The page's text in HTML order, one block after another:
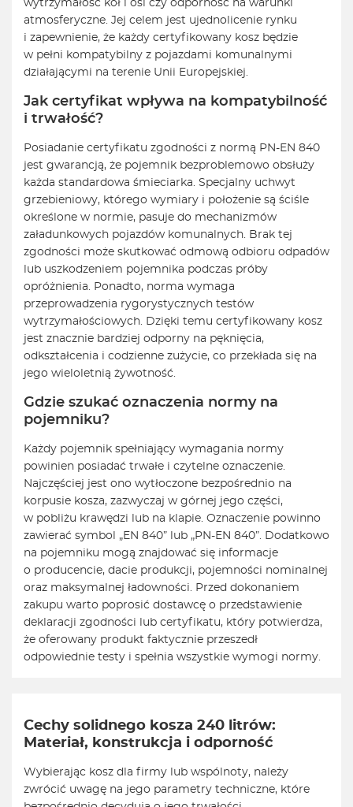
wytrzymałość kół i osi czy odporność na warunki
atmosferyczne. Jej celem jest ujednolicenie rynku
i zapewnienie, że każdy certyfikowany kosz będzie
w pełni kompatybilny z pojazdami komunalnymi
działającymi na terenie Unii Europejskiej.
Jak certyfikat wpływa na kompatybilność
i trwałość?
Posiadanie certyfikatu zgodności z normą PN-EN 840
jest gwarancją, że pojemnik bezproblemowo obsłuży
każda standardowa śmieciarka. Specjalny uchwyt
grzebieniowy, którego wymiary i położenie są ściśle
określone w normie, pasuje do mechanizmów
załadunkowych pojazdów komunalnych. Brak tej
zgodności może skutkować odmową odbioru odpadów
lub uszkodzeniem pojemnika podczas próby
opróżnienia. Ponadto, norma wymaga
przeprowadzenia rygorystycznych testów
wytrzymałościowych. Dzięki temu certyfikowany kosz
jest znacznie bardziej odporny na pęknięcia,
odkształcenia i codzienne zużycie, co przekłada się na
jego wieloletnią żywotność.
Gdzie szukać oznaczenia normy na
pojemniku?
Każdy pojemnik spełniający wymagania normy
powinien posiadać trwałe i czytelne oznaczenie.
Najczęściej jest ono wytłoczone bezpośrednio na
korpusie kosza, zazwyczaj w górnej jego części,
w pobliżu krawędzi lub na klapie. Oznaczenie powinno
zawierać symbol „EN 840” lub „PN-EN 840”. Dodatkowo
na pojemniku mogą znajdować się informacje
o producencie, dacie produkcji, pojemności nominalnej
oraz maksymalnej ładowności. Przed dokonaniem
zakupu warto poprosić dostawcę o przedstawienie
deklaracji zgodności lub certyfikatu, który potwierdza,
że oferowany produkt faktycznie przeszedł
odpowiednie testy i spełnia wszystkie wymogi normy.
Cechy solidnego kosza 240 litrów:
Materiał, konstrukcja i odporność
Wybierając kosz dla firmy lub wspólnoty, należy
zwrócić uwagę na jego parametry techniczne, które